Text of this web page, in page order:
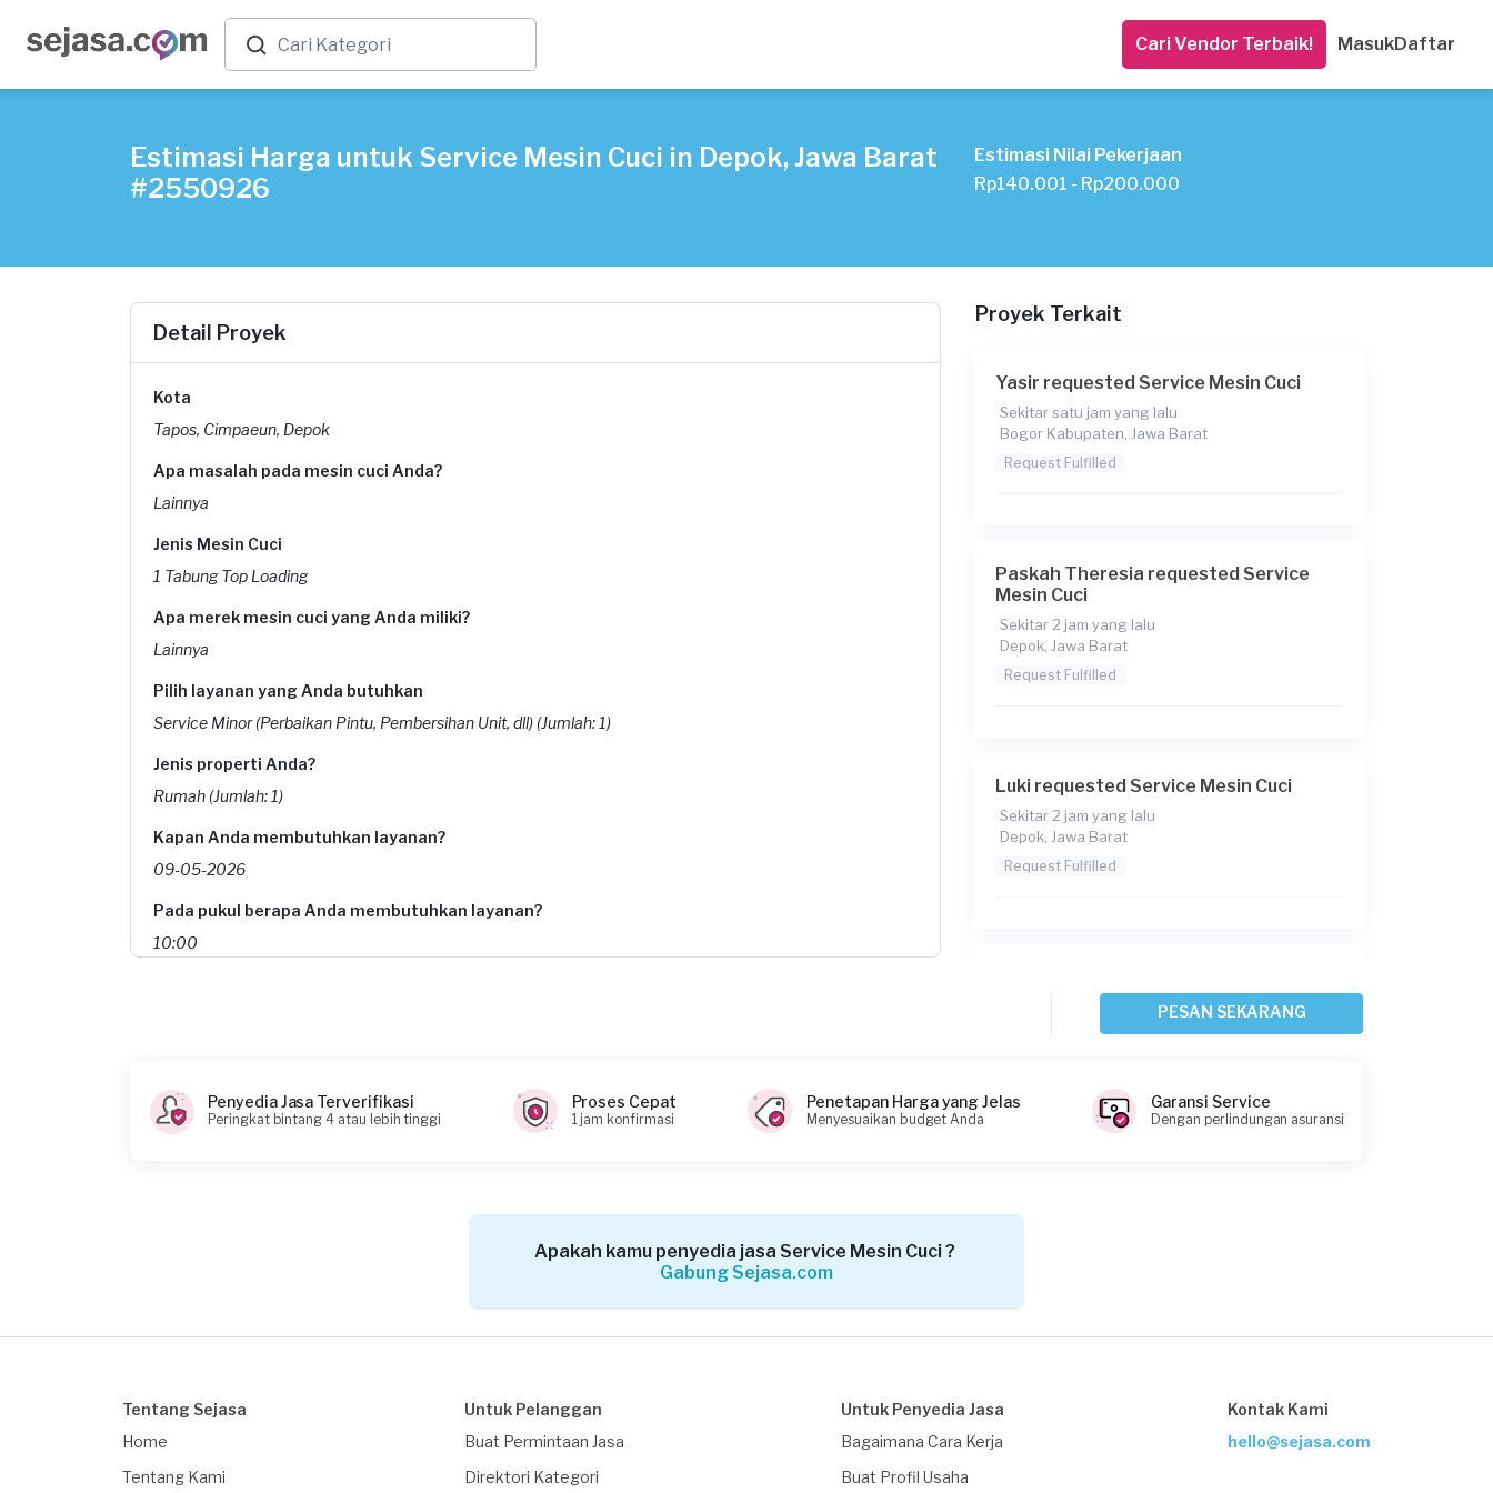
Cari Vendor Terbaik! MasukDaftar
Estimasi Harga untuk Service Mesin Cuci in Depok, Jawa Barat
#2550926
Estimasi Nilai Pekerjaan
Rp140.001 - Rp200.000
Detail Proyek
Kota
Tapos, Cimpaeun, Depok
Apa masalah pada mesin cuci Anda?
Lainnya
Jenis Mesin Cuci
1 Tabung Top Loading
Apa merek mesin cuci yang Anda miliki?
Lainnya
Pilih layanan yang Anda butuhkan
Service Minor (Perbaikan Pintu, Pembersihan Unit, dll) (Jumlah: 1)
Jenis properti Anda?
Rumah (Jumlah: 1)
Kapan Anda membutuhkan layanan?
09-05-2026
Pada pukul berapa Anda membutuhkan layanan?
10:00
Putaran tidak kencang, tambah selang pembuangan air
Proyek Terkait
Yasir requested Service Mesin Cuci
Sekitar satu jam yang lalu
Bogor Kabupaten, Jawa Barat
Request Fulfilled
Paskah Theresia requested Service
Mesin Cuci
Sekitar 2 jam yang lalu
Depok, Jawa Barat
Request Fulfilled
Luki requested Service Mesin Cuci
Sekitar 2 jam yang lalu
Depok, Jawa Barat
Request Fulfilled
Mesin Cuci
Sekitar 13 jam yang lalu
Sekitar 16 jam yang lalu
Sekitar 17 jam yang lalu
PESAN SEKARANG
Penyedia Jasa Terverifikasi
Peringkat bintang 4 atau lebih tinggi
Proses Cepat
1 jam konfirmasi
Penetapan Harga yang Jelas
Menyesuaikan budget Anda
Garansi Service
Dengan perlindungan asuransi
Apakah kamu penyedia jasa Service Mesin Cuci ?
Gabung Sejasa.com
Tentang Sejasa
Home
Tentang Kami
Untuk Pelanggan
Buat Permintaan Jasa
Direktori Kategori
Untuk Penyedia Jasa
Bagaimana Cara Kerja
Buat Profil Usaha
Kontak Kami
hello@sejasa.com